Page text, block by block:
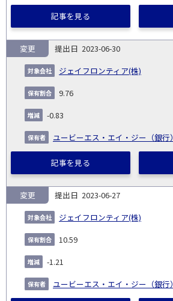
記事を見る
2023-06-30
ジェイフロンティア(株)
変更
9.76
-0.83
ユービーエス・エイ・ジー（銀行）
記事を見る
2023-06-27
ジェイフロンティア(株)
変更
10.59
-1.21
ユービーエス・エイ・ジー（銀行）